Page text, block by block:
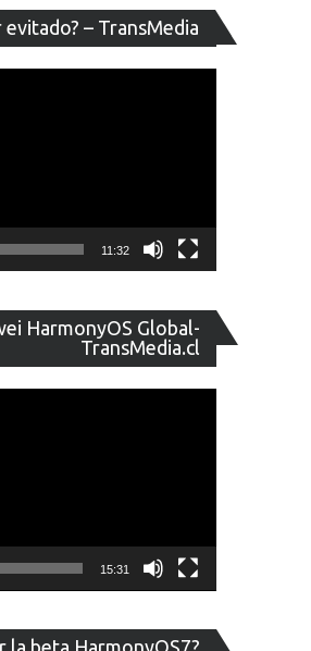
evitado? – TransMedia
de
vídeo
11:32
HarmonyOS Global-
TransMedia.cl
de
vídeo
15:31